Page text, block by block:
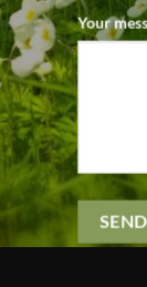
Your